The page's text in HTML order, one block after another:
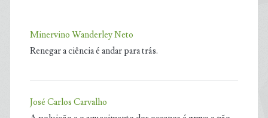
Minervino Wanderley Neto
Renegar a ciência é andar para trás.
José Carlos Carvalho